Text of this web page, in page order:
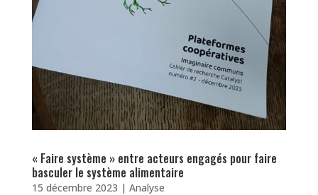
« Faire système » entre acteurs engagés pour faire
basculer le système alimentaire
15 décembre 2023 | Analyse